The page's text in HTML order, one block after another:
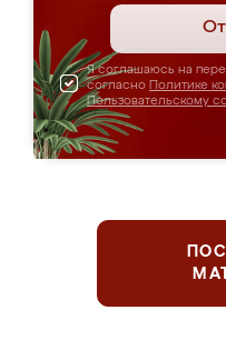
Я соглашаюсь на
согласно Политике
Пользовательскому